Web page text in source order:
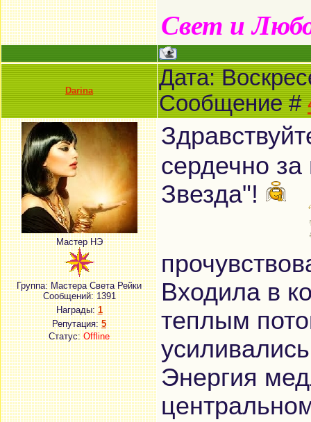
Свет и
Darina
Дата:
Сообщение #
Мастер НЭ
Группа: Мастера Света Рейки
Сообщений:1391
Награды:1
Репутация:5
Статус:Offline
сердечно
Звезда"!
Входила в
теплым
Энергия